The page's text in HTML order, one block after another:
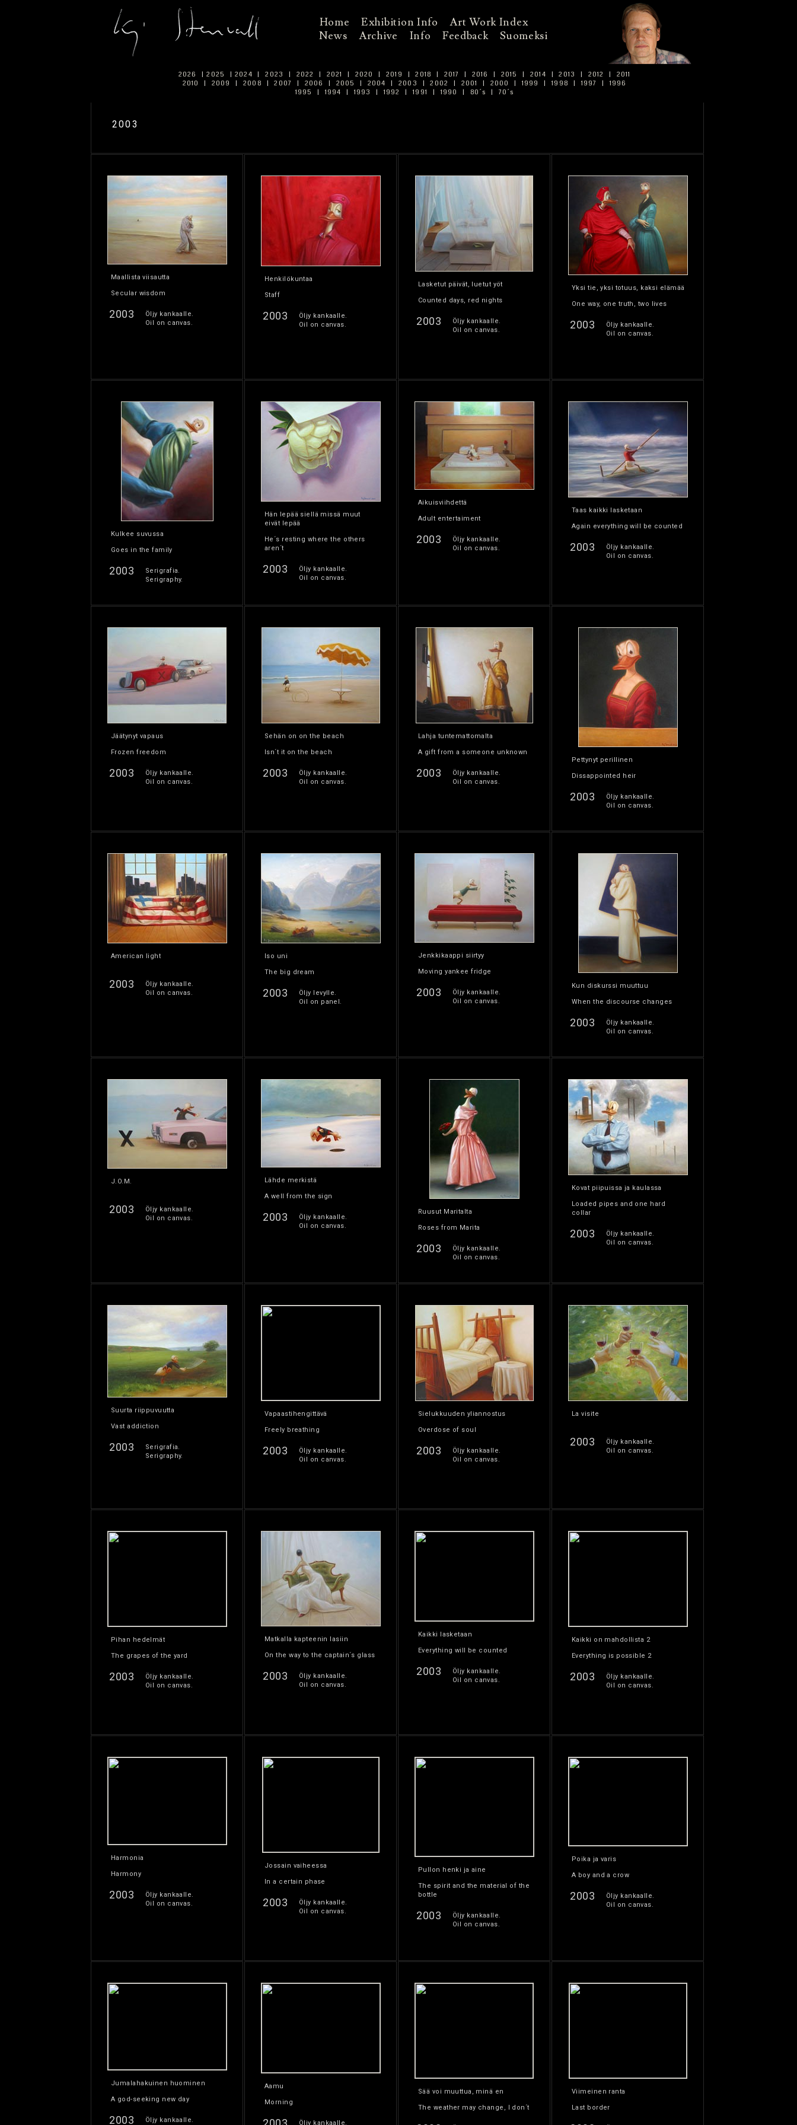
Home Exhibition Info
Art Work Index
News
Archive Info Feedback Suomeksi
2026 | 2025 | 2024 | 2023 | 2022 | 2021 | 2020 | 2019 | 2018 | 2017 | 2016 | 2015 | 2014 | 2013 | 2012 |
2011
2010
| 2009 | 2008 | 2007 | 2006 | 2005 | 2004 | 2003 | 2002 | 2001 | 2000 | 1999 | 1998 | 1997 |
1996
1995
| 1994 | 1993 | 1992 | 1991 | 1990 | 80´s | 70´s
2003
Maallista viisautta
Secular wisdom
2003
Öljy kankaalle.
Oil on canvas.
Henkilökuntaa
Staff
2003
Öljy kankaalle.
Oil on canvas.
Lasketut päivät, luetut yöt
Counted days, red nights
2003
Öljy kankaalle.
Oil on canvas.
Yksi tie, yksi totuus, kaksi elämää
One way, one truth, two lives
2003
Öljy kankaalle.
Oil on canvas.
Kulkee suvussa
Goes in the family
2003
Serigrafia.
Serigraphy.
Hän lepää siellä missä muut
eivät lepää
He´s resting where the others
aren´t
2003
Öljy kankaalle.
Oil on canvas.
Aikuisviihdettä
Adult entertaiment
2003
Öljy kankaalle.
Oil on canvas.
Taas kaikki lasketaan
Again everything will be counted
2003
Öljy kankaalle.
Oil on canvas.
Jäätynyt vapaus
Frozen freedom
2003
Öljy kankaalle.
Oil on canvas.
Sehän on on the beach
Isn´t it on the beach
2003
Öljy kankaalle.
Oil on canvas.
Lahja tuntemattomalta
A gift from a someone unknown
2003
Öljy kankaalle.
Oil on canvas.
Pettynyt perillinen
Dissappointed heir
2003
Öljy kankaalle.
Oil on canvas.
American light
2003
Öljy kankaalle.
Oil on canvas.
Iso uni
The big dream
2003
Öljy levylle.
Oil on panel.
Jenkkikaappi siirtyy
Moving yankee fridge
2003
Öljy kankaalle.
Oil on canvas.
Kun diskurssi muuttuu
When the discourse changes
2003
Öljy kankaalle.
Oil on canvas.
J.O.M.
2003
Öljy kankaalle.
Oil on canvas.
Lähde merkistä
A well from the sign
2003
Öljy kankaalle.
Oil on canvas.
Ruusut Maritalta
Roses from Marita
2003
Öljy kankaalle.
Oil on canvas.
Kovat piipuissa ja kaulassa
Loaded pipes and one hard
collar
2003
Öljy kankaalle.
Oil on canvas.
Suurta riippuvuutta
Vast addiction
2003
Serigrafia.
Serigraphy.
Vapaastihengittävä
Freely breathing
2003
Öljy kankaalle.
Oil on canvas.
Sielukkuuden yliannostus
Overdose of soul
2003
Öljy kankaalle.
Oil on canvas.
La visite
2003
Öljy kankaalle.
Oil on canvas.
Pihan hedelmät
The grapes of the yard
2003
Öljy kankaalle.
Oil on canvas.
Matkalla kapteenin lasiin
On the way to the captain´s glass
2003
Öljy kankaalle.
Oil on canvas.
Kaikki lasketaan
Everything will be counted
2003
Öljy kankaalle.
Oil on canvas.
Kaikki on mahdollista 2
Everything is possible 2
2003
Öljy kankaalle.
Oil on canvas.
Harmonia
Harmony
2003
Öljy kankaalle.
Oil on canvas.
Jossain vaiheessa
In a certain phase
2003
Öljy kankaalle.
Oil on canvas.
Pullon henki ja aine
The spirit and the material of the
bottle
2003
Öljy kankaalle.
Oil on canvas.
Poika ja varis
A boy and a crow
2003
Öljy kankaalle.
Oil on canvas.
Jumalahakuinen huominen
A god-seeking new day
2003 Öljy kankaalle.
Aamu
Morning
Öljy kankaalle.
Sää voi muuttua, minä en
The weather may change, I don´t
Viimeinen ranta
Last border